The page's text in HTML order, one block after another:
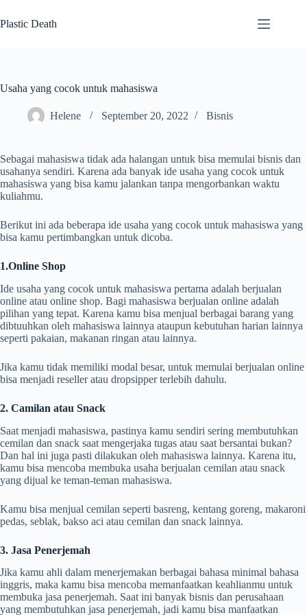
to
content
Plastic Death
Usaha yang cocok untuk mahasiswa
Helene September 20, 2022 Bisnis
Sebagai mahasiswa tidak ada halangan untuk bisa memulai bisnis dan
usahanya sendiri. Karena ada banyak ide usaha yang cocok untuk
mahasiswa yang bisa kamu jalankan tanpa mengorbankan waktu
kuliahmu.
Berikut ini ada beberapa ide usaha yang cocok untuk mahasiswa yang
bisa kamu pertimbangkan untuk dicoba.
1.Online Shop
Ide usaha yang cocok untuk mahasiswa pertama adalah berjualan
online atau online shop. Bagi mahasiswa berjualan online adalah
pilihan yang tepat. Karena kamu bisa menjual berbagai barang yang
dibtuuhkan oleh mahasiswa lainnya ataupun kebutuhan harian lainnya
seperti pakaian, makanan ringan atau lainnya.
Jika kamu tidak memiliki modal besar, untuk memulai berjualan online
bisa menjadi reseller atau dropsipper terlebih dahulu.
2. Camilan atau Snack
Saat menjadi mahasiswa, pastinya kamu sendiri sering membutuhkan
cemilan dan snack saat mengerjaka tugas atau saat bersantai bukan?
Dan hal ini juga pasti dilakukan oleh mahasiswa lainnya. Karena itu,
kamu bisa mencoba membuka usaha berjualan cemilan atau snack
yang dijual ke teman-teman mahasiswa.
Kamu bisa menjual cemilan seperti basreng, kentang goreng, makaroni
pedas, seblak, bakso aci atau cemilan dan snack lainnya.
3. Jasa Penerjemah
Jika kamu ahli dalam menerjemakan berbagai bahasa minimal bahasa
inggris, maka kamu bisa mencoba memanfaatkan keahlianmu untuk
membuka jasa penerjemah. Saat ini banyak bisnis dan perusahaan
yang membutuhkan jasa penerjemah, jadi kamu bisa manfaatkan